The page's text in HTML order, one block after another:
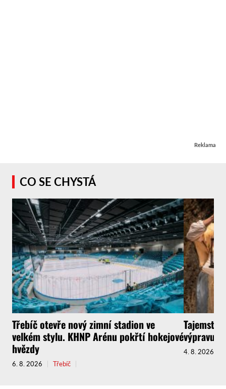
Reklama
CO SE CHYSTÁ
Třebíč otevře nový zimní stadion ve
velkém stylu. KHNP Arénu pokřtí hokejové
hvězdy
6. 8. 2026 Třebíč
Tajemství
výpravu
4. 8. 2026